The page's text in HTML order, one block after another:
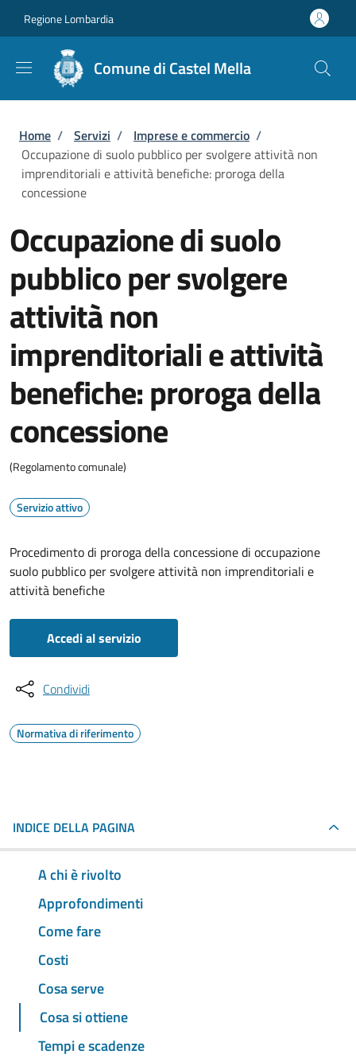
Regione Lombardia
Comune di Castel Mella
Briciole di pane
Home / Servizi / Imprese e commercio /
Occupazione di suolo pubblico per svolgere attività non
imprenditoriali e attività benefiche: proroga della
concessione
Occupazione di suolo
pubblico per svolgere
attività non
imprenditoriali e attività
benefiche: proroga della
concessione
(Regolamento comunale)
Servizio attivo
Procedimento di proroga della concessione di occupazione
suolo pubblico per svolgere attività non imprenditoriali e
attività benefiche
Accedi al servizio
Condividi
Normativa di riferimento
INDICE DELLA PAGINA
A chi è rivolto
Approfondimenti
Come fare
Costi
Cosa serve
Cosa si ottiene
Tempi e scadenze